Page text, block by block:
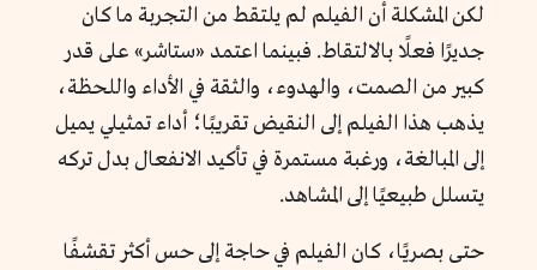
لكن المشكلة أن الفيلم لم يلتقط من التجربة ما كان
جديرًا فعلًا بالالتقاط. فبينما اعتمد «ستاشر» على قدر
كبير من الصمت، والهدوء، والثقة في الأداء واللحظة،
يذهب هذا الفيلم إلى النقيض تقريبًا؛ أداء تمثيلي يميل
إلى المبالغة، ورغبة مستمرة في تأكيد الانفعال بدل تركه
يتسلل طبيعيًا إلى المشاهد.
حتى بصريًا، كان الفيلم في حاجة إلى حس أكثر تقشفًا